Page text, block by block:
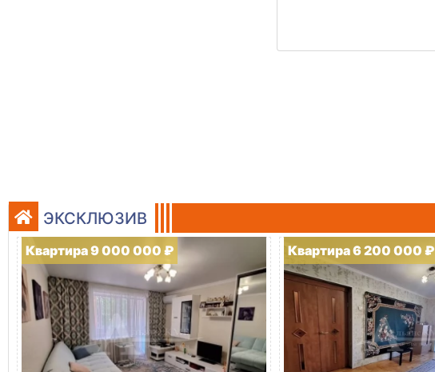
ЭКСКЛЮЗИВ
Квартира 9 000 000 ₽ Квартира 6 200 000 ₽